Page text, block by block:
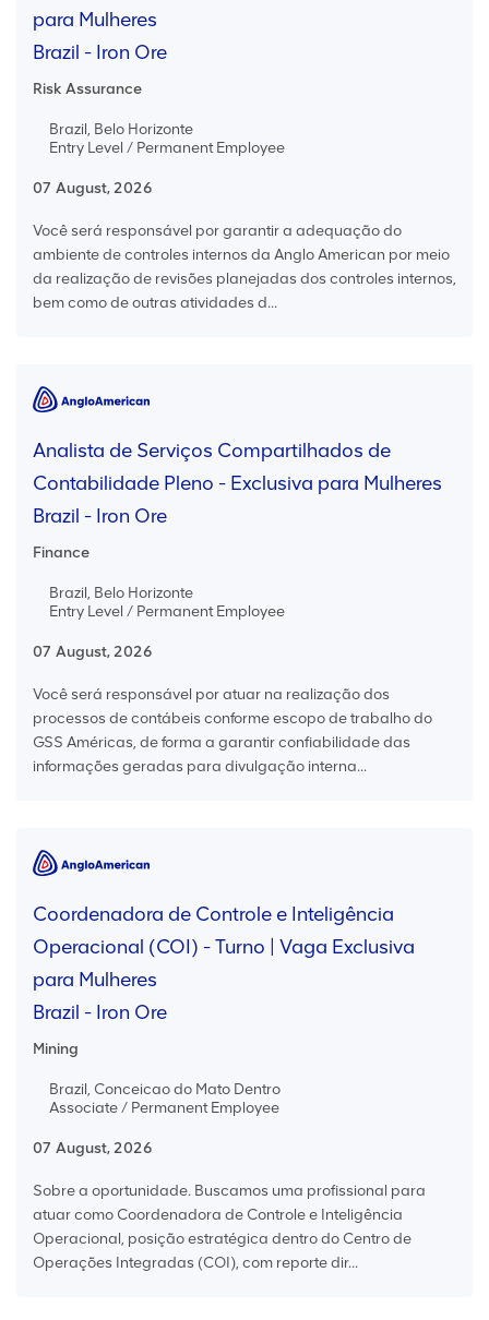
para Mulheres
Brazil - Iron Ore
Risk Assurance
Brazil, Belo Horizonte
Entry Level / Permanent Employee
07 August, 2026
Você será responsável por garantir a adequação do
ambiente de controles internos da Anglo American por meio
da realização de revisões planejadas dos controles internos,
bem como de outras atividades d...
Analista de Serviços Compartilhados de
Contabilidade Pleno - Exclusiva para Mulheres
Brazil - Iron Ore
Finance
Brazil, Belo Horizonte
Entry Level / Permanent Employee
07 August, 2026
Você será responsável por atuar na realização dos
processos de contábeis conforme escopo de trabalho do
GSS Américas, de forma a garantir confiabilidade das
informações geradas para divulgação interna...
Coordenadora de Controle e Inteligência
Operacional (COI) - Turno | Vaga Exclusiva
para Mulheres
Brazil - Iron Ore
Mining
Brazil, Conceicao do Mato Dentro
Associate / Permanent Employee
07 August, 2026
Sobre a oportunidade. Buscamos uma profissional para
atuar como Coordenadora de Controle e Inteligência
Operacional, posição estratégica dentro do Centro de
Operações Integradas (COI), com reporte dir...